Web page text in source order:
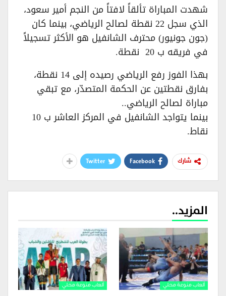
شهدت المباراة تألقاً لافتاً من النجم أمير سعود،
الذي سجل 22 نقطة لصالح الرياضي، بينما كان
(جون جونيور) محترف الشانفيل هو الأكثر تسجيلاً
في فريقه ب 20 نقطة.
بهذا الفوز رفع الرياضي رصيده إلى 14 نقطة،
بفارق نقطتين عن الحكمة المتصدّر، مع تبقي
مباراة لصالح الرياضي..
بينما يتواجد الشانفيل في المركز العاشر ب 10
نقاط.
شارك Facebook
Twitter
المزيد..
ألعاب منوعة محلي ألعاب منوعة محلي